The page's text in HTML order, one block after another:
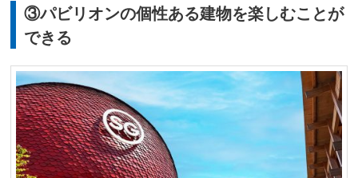
③パビリオンの個性ある建物を楽しむことが
できる